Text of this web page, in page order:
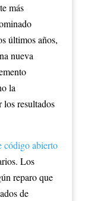
más
últimos años,
nueva
la
resultados
código abierto
Los
reparo que
de